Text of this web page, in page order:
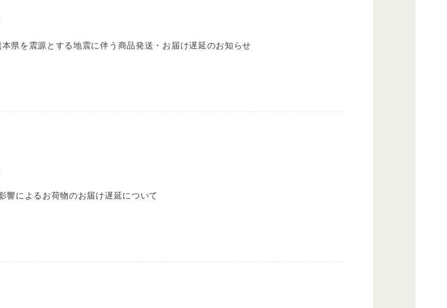
本県を震源とする地震に伴う商品発送・お届け遅延のお知らせ
響によるお荷物のお届け遅延について